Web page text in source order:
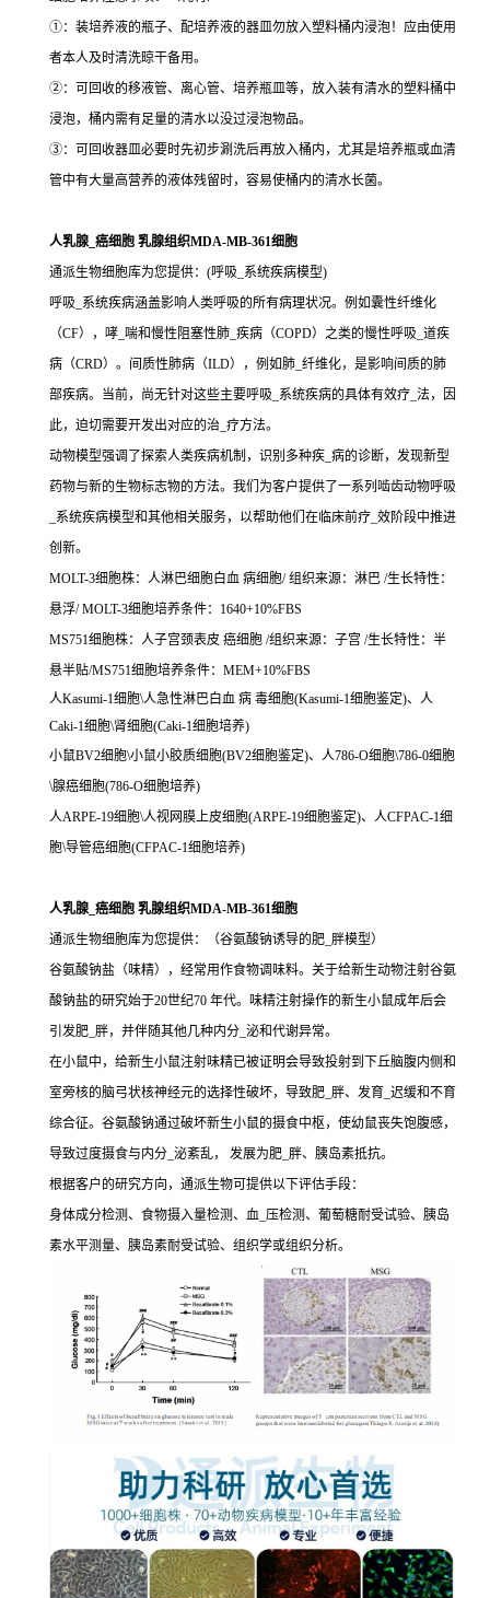
①：装培养液的瓶子、配培养液的器皿勿放入塑料桶内浸泡！应由使用
者本人及时清洗晾干备用。
②：可回收的移液管、离心管、培养瓶皿等，放入装有清水的塑料桶中
浸泡，桶内需有足量的清水以没过浸泡物品。
③：可回收器皿必要时先初步涮洗后再放入桶内，尤其是培养瓶或血清
管中有大量高营养的液体残留时，容易使桶内的清水长菌。
人乳腺_癌细胞 乳腺组织MDA-MB-361细胞
通派生物细胞库为您提供：(呼吸_系统疾病模型)
呼吸_系统疾病涵盖影响人类呼吸的所有病理状况。例如囊性纤维化
（CF），哮_喘和慢性阻塞性肺_疾病（COPD）之类的慢性呼吸_道疾
病（CRD）。间质性肺病（ILD），例如肺_纤维化，是影响间质的肺
部疾病。当前，尚无针对这些主要呼吸_系统疾病的具体有效疗_法，因
此，迫切需要开发出对应的治_疗方法。
动物模型强调了探索人类疾病机制，识别多种疾_病的诊断，发现新型
药物与新的生物标志物的方法。我们为客户提供了一系列啮齿动物呼吸
_系统疾病模型和其他相关服务，以帮助他们在临床前疗_效阶段中推进
创新。
MOLT-3细胞株：人淋巴细胞白血 病细胞/ 组织来源：淋巴 /生长特性：
悬浮/ MOLT-3细胞培养条件：1640+10%FBS
MS751细胞株：人子宫颈表皮 癌细胞 /组织来源：子宫 /生长特性：半
悬半贴/MS751细胞培养条件：MEM+10%FBS
人Kasumi-1细胞\人急性淋巴白血 病 毒细胞(Kasumi-1细胞鉴定)、人
Caki-1细胞\肾细胞(Caki-1细胞培养)
小鼠BV2细胞\小鼠小胶质细胞(BV2细胞鉴定)、人786-O细胞\786-0细胞
\腺癌细胞(786-O细胞培养)
人ARPE-19细胞\人视网膜上皮细胞(ARPE-19细胞鉴定)、人CFPAC-1细
胞\导管癌细胞(CFPAC-1细胞培养)
人乳腺_癌细胞 乳腺组织MDA-MB-361细胞
通派生物细胞库为您提供：（谷氨酸钠诱导的肥_胖模型）
谷氨酸钠盐（味精），经常用作食物调味料。关于给新生动物注射谷氨
酸钠盐的研究始于20世纪70 年代。味精注射操作的新生小鼠成年后会
引发肥_胖，并伴随其他几种内分_泌和代谢异常。
在小鼠中，给新生小鼠注射味精已被证明会导致投射到下丘脑腹内侧和
室旁核的脑弓状核神经元的选择性破坏，导致肥_胖、发育_迟缓和不育
综合征。谷氨酸钠通过破坏新生小鼠的摄食中枢，使幼鼠丧失饱腹感，
导致过度摄食与内分_泌紊乱， 发展为肥_胖、胰岛素抵抗。
根据客户的研究方向，通派生物可提供以下评估手段：
身体成分检测、食物摄入量检测、血_压检测、葡萄糖耐受试验、胰岛
素水平测量、胰岛素耐受试验、组织学或组织分析。